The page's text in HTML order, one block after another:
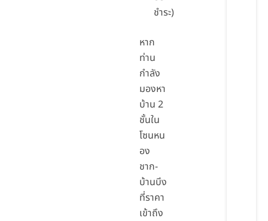
ชำระ)
หาก
ท่าน
กำลัง
มองหา
บ้าน 2
ชั้นใน
โซนหน
อง
ชาก-
บ้านบึง
ที่ราคา
เข้าถึง